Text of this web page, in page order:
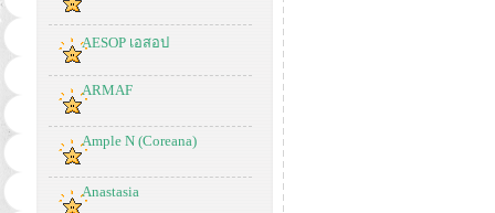
AESOP เอสอป
ARMAF
Ample N (Coreana)
Anastasia